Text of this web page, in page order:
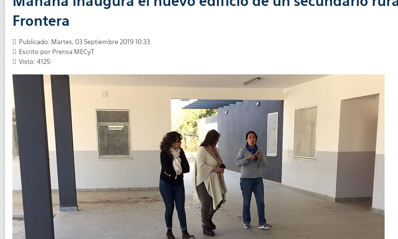
Frontera
Publicado: Martes, 03 Septiembre 2019 10:33
Escrito por Prensa MECyT
Visto: 4125